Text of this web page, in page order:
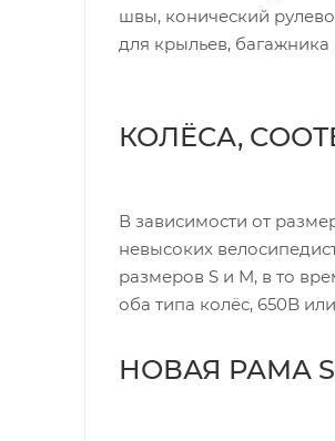
швы, конический
для крыльев,
КОЛЁСА,
В зависимости от
невысоких
размеров S и M, в то
оба типа колёс, 650B
НОВАЯ РАМА